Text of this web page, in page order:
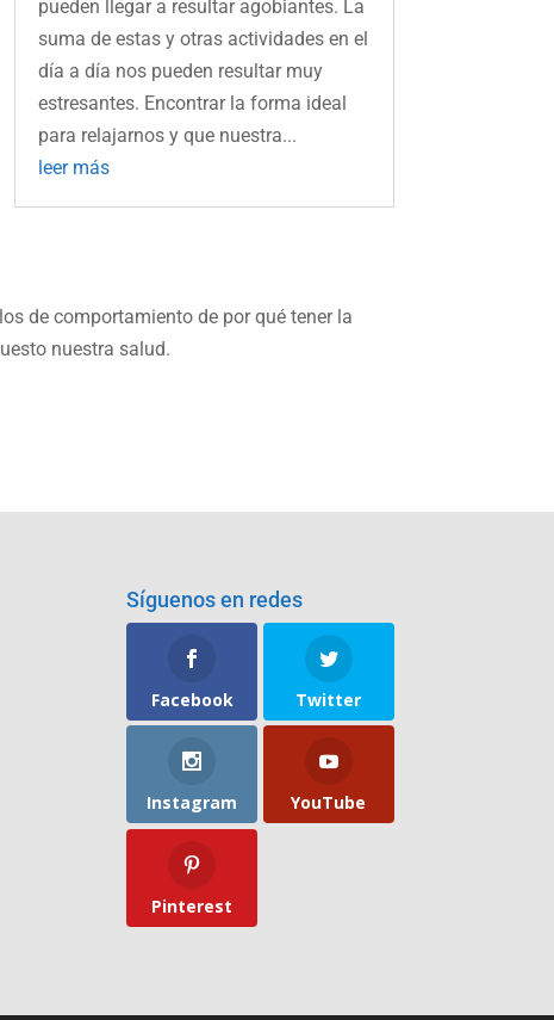
pueden llegar a resultar agobiantes. La
suma de estas y otras actividades en el
día a día nos pueden resultar muy
estresantes. Encontrar la forma ideal
para relajarnos y que nuestra...
leer más
de comportamiento de por qué tener la
nuestra salud.
Síguenos en redes
Facebook Twitter
Instagram YouTube
Pinterest